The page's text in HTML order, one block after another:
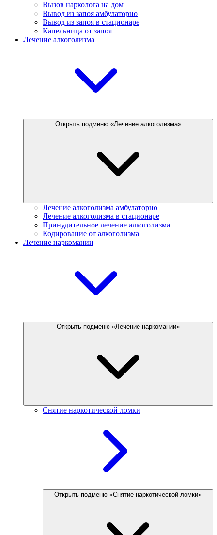
Вызов нарколога на дом
Вывод из запоя амбулаторно
Вывод из запоя в стационаре
Капельница от запоя
Лечение алкоголизма
Открыть подменю «Лечение алкоголизма»
Лечение алкоголизма амбулаторно
Лечение алкоголизма в стационаре
Принудительное лечение алкоголизма
Кодирование от алкоголизма
Лечение наркомании
Открыть подменю «Лечение наркомании»
Снятие наркотической ломки
Открыть подменю «Снятие наркотической ломки»